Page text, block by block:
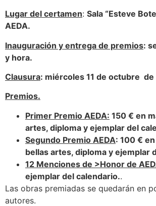
Lugar del certamen: Sala “Esteve
AEDA.
Inauguración y entrega de premios:
y hora.
Clausura: miércoles 11 de octubre
Premios.
Primer Premio AEDA: 150 € en
artes, diploma y ejemplar del
Segundo Premio AEDA: 100 €
bellas artes, diploma y ejemplar
12 Menciones de >Honor de
ejemplar del calendario..
Las obras premiadas se quedarán en
autores.